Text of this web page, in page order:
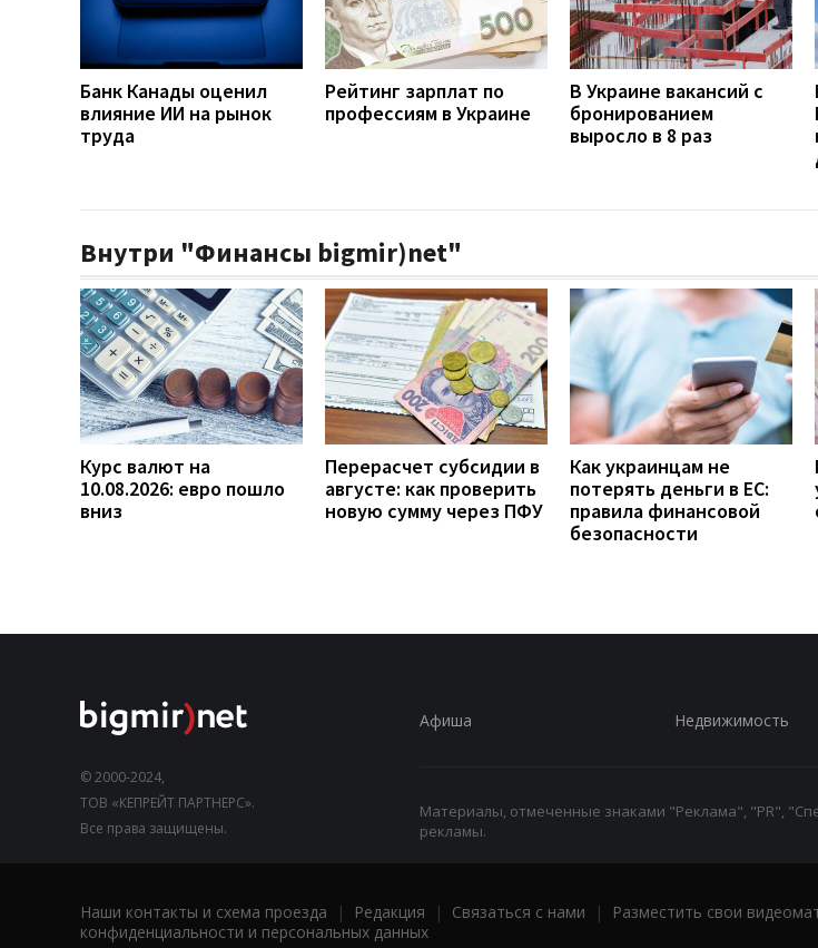
Банк Канады оценил
влияние ИИ на рынок
труда
Рейтинг зарплат по
профессиям в Украине
В Украине вакансий с
бронированием
выросло в 8 раз
Внутри "Финансы bigmir)net"
Курс валют на
10.08.2026: евро пошло
вниз
Перерасчет субсидии в
августе: как проверить
новую сумму через ПФУ
Как украинцам не
потерять деньги в ЕС:
правила финансовой
безопасности
© 2000-2024,
ТОВ «КЕПРЕЙТ ПАРТНЕРС».
Все права защищены.
Афиша Недвижимость
Материалы, отмеченные знаками "Реклама", "PR",
рекламы.
Наши контакты и схема проезда | Редакция | Связаться с нами | Разместить свои
конфиденциальности и персональных данных